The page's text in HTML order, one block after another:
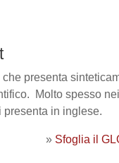
che presenta
Molto spesso nei
presenta in inglese.
» Sfoglia il